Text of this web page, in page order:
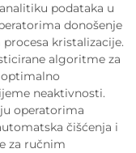
podataka u
donošenje
kristalizacije.
algoritme za
optimalno
neaktivnosti.
operatorima
čišćenja i
za ručnim